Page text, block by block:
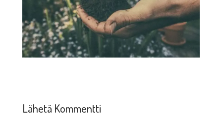
Lähetä Kommentti